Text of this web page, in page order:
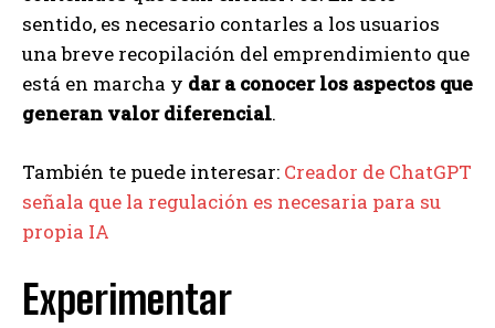
sentido, es necesario contarles a los usuarios
una breve recopilación del emprendimiento que
está en marcha y dar a conocer los aspectos que
generan valor diferencial.
También te puede interesar: Creador de ChatGPT
señala que la regulación es necesaria para su
propia IA
Experimentar